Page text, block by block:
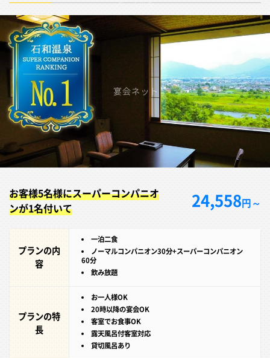
お客様5名様にスーパーコンパニオ
ンが1名付いて
24,558円～
プランの内
容
一泊二食
ノーマルコンパニオン30分+スーパーコンパニオン
60分
飲み放題
プランの特
長
お一人様OK
20時以降の宴会OK
客室でお食事OK
露天風呂付客室対応
貸切風呂あり